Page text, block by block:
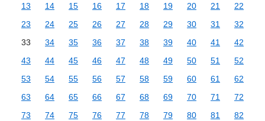
13
14 15 16 17 18 19 20 21
22
23
24 25 26 27 28 29 30 31
32
33
34 35 36 37 38 39 40 41
42
43
44 45 46 47 48 49 50 51
52
53
54 55 56 57 58 59 60 61
62
63
64 65 66 67 68 69 70 71
72
73
74 75 76 77 78 79 80 81
82